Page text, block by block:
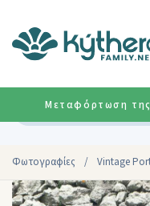
Φωτογραφίες / Vintage
Μεταφόρτωση